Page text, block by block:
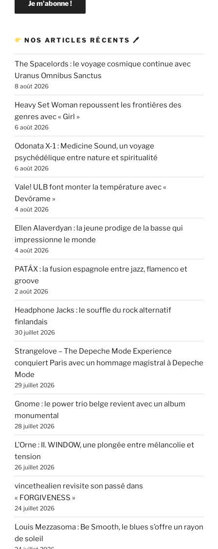
NOS ARTICLES RÉCENTS 🖊
The Spacelords : le voyage cosmique continue avec
Uranus Omnibus Sanctus
8 août 2026
Heavy Set Woman repoussent les frontières des
genres avec « Girl »
6 août 2026
Odonata X-1 : Medicine Sound, un voyage
psychédélique entre nature et spiritualité
6 août 2026
Vale! ULB font monter la température avec «
Devórame »
4 août 2026
Ellen Alaverdyan : la jeune prodige de la basse qui
impressionne le monde
4 août 2026
PATÁX : la fusion espagnole entre jazz, flamenco et
groove
2 août 2026
Headphone Jacks : le souffle du rock alternatif
finlandais
30 juillet 2026
Strangelove – The Depeche Mode Experience
conquiert Paris avec un hommage magistral à Depeche
Mode
29 juillet 2026
Gnome : le power trio belge revient avec un album
monumental
28 juillet 2026
L’Orne : II. WINDOW, une plongée entre mélancolie et
tension
26 juillet 2026
vincethealien revisite son passé dans
« FORGIVENESS »
24 juillet 2026
Louis Mezzasoma : Be Smooth, le blues s’offre un rayon
de soleil